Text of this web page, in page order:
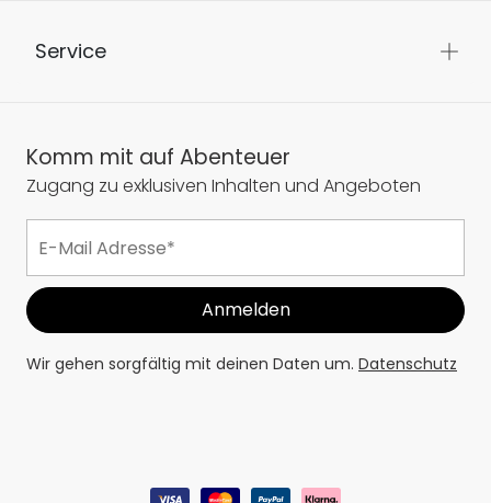
Service
Komm mit auf Abenteuer
Zugang zu exklusiven Inhalten und Angeboten
Wir gehen sorgfältig mit deinen Daten um. Datenschutz